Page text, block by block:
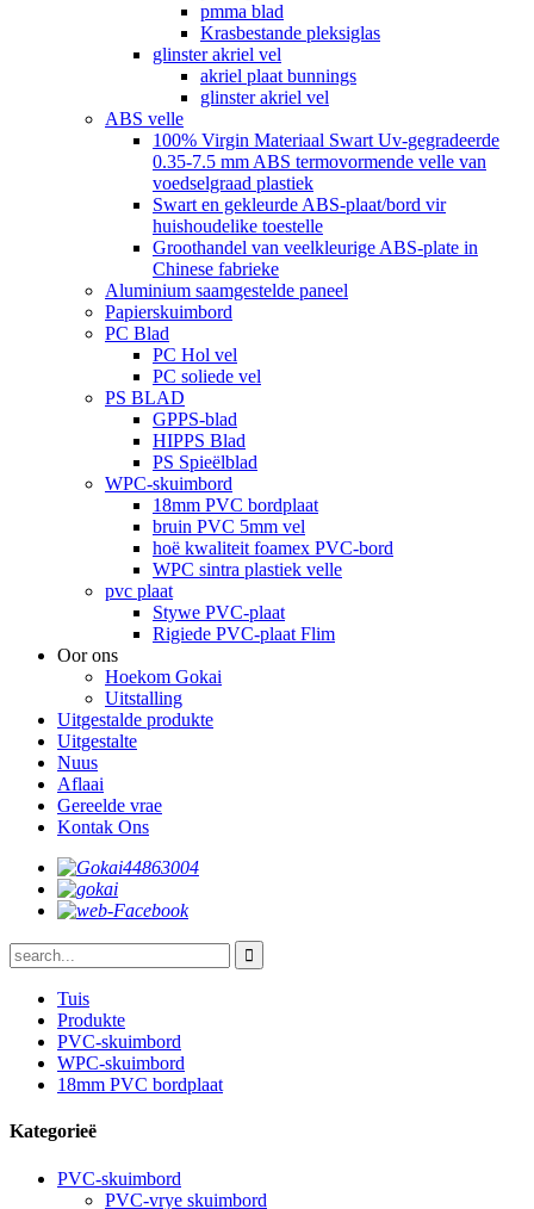
pmma blad
Krasbestande pleksiglas
glinster akriel vel
akriel plaat bunnings
glinster akriel vel
ABS velle
100% Virgin Materiaal Swart Uv-gegradeerde
0.35-7.5 mm ABS termovormende velle van
voedselgraad plastiek
Swart en gekleurde ABS-plaat/bord vir
huishoudelike toestelle
Groothandel van veelkleurige ABS-plate in
Chinese fabrieke
Aluminium saamgestelde paneel
Papierskuimbord
PC Blad
PC Hol vel
PC soliede vel
PS BLAD
GPPS-blad
HIPPS Blad
PS Spieëlblad
WPC-skuimbord
18mm PVC bordplaat
bruin PVC 5mm vel
hoë kwaliteit foamex PVC-bord
WPC sintra plastiek velle
pvc plaat
Stywe PVC-plaat
Rigiede PVC-plaat Flim
Oor ons
Hoekom Gokai
Uitstalling
Uitgestalde produkte
Uitgestalte
Nuus
Aflaai
Gereelde vrae
Kontak Ons
Tuis
Produkte
PVC-skuimbord
WPC-skuimbord
18mm PVC bordplaat
Kategorieë
PVC-skuimbord
PVC-vrye skuimbord